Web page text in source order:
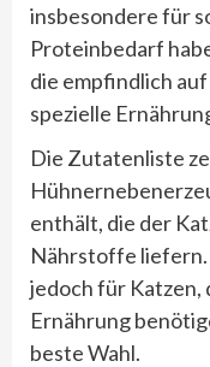
insbesondere für
Proteinbedarf
die empfindlich
spezielle
Die Zutatenliste
enthält, die der
Nährstoffe
jedoch für Katzen,
Ernährung
beste Wahl.